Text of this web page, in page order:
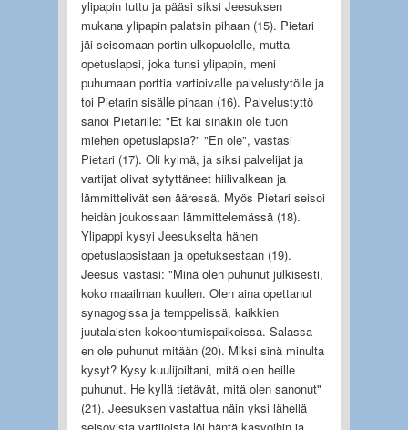
ylipapin tuttu ja pääsi siksi Jeesuksen
mukana ylipapin palatsin pihaan (15). Pietari
jäi seisomaan portin ulkopuolelle, mutta
opetuslapsi, joka tunsi ylipapin, meni
puhumaan porttia vartioivalle palvelustytölle ja
toi Pietarin sisälle pihaan (16). Palvelustyttö
sanoi Pietarille: "Et kai sinäkin ole tuon
miehen opetuslapsia?" "En ole", vastasi
Pietari (17). Oli kylmä, ja siksi palvelijat ja
vartijat olivat sytyttäneet hiilivalkean ja
lämmittelivät sen ääressä. Myös Pietari seisoi
heidän joukossaan lämmittelemässä (18).
Ylipappi kysyi Jeesukselta hänen
opetuslapsistaan ja opetuksestaan (19).
Jeesus vastasi: "Minä olen puhunut julkisesti,
koko maailman kuullen. Olen aina opettanut
synagogissa ja temppelissä, kaikkien
juutalaisten kokoontumispaikoissa. Salassa
en ole puhunut mitään (20). Miksi sinä minulta
kysyt? Kysy kuulijoiltani, mitä olen heille
puhunut. He kyllä tietävät, mitä olen sanonut"
(21). Jeesuksen vastattua näin yksi lähellä